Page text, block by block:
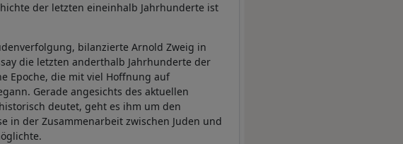
der letzten eineinhalb Jahrhunderte ist
bilanzierte Arnold Zweig in
die letzten anderthalb Jahrhunderte der
Epoche, die mit viel Hoffnung auf
Gerade angesichts des aktuellen
deutet, geht es ihm um den
in der Zusammenarbeit zwischen Juden und